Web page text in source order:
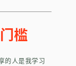
槛
的人是我学习